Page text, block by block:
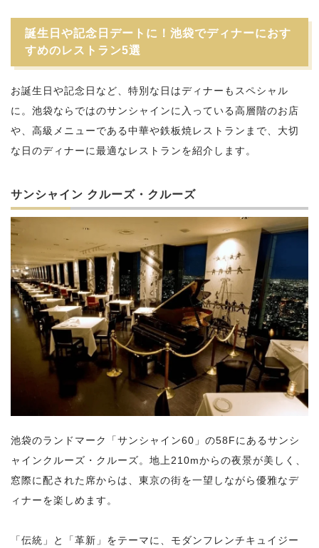
誕生日や記念日デートに！池袋でディナーにおす
すめのレストラン5選
お誕生日や記念日など、特別な日はディナーもスペシャル
に。池袋ならではのサンシャインに入っている高層階のお店
や、高級メニューである中華や鉄板焼レストランまで、大切
な日のディナーに最適なレストランを紹介します。
サンシャイン クルーズ・クルーズ
池袋のランドマーク「サンシャイン60」の58Fにあるサンシ
ャインクルーズ・クルーズ。地上210mからの夜景が美しく、
窓際に配された席からは、東京の街を一望しながら優雅なデ
ィナーを楽しめます。
「伝統」と「革新」をテーマに、モダンフレンチキュイジー